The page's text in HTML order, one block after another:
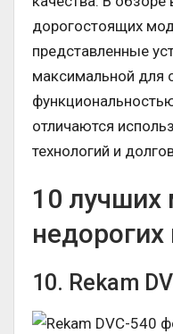
дорогостоящих
представленные
максимальной для
отличаются
технологий и
10 лучших
10. Rekam